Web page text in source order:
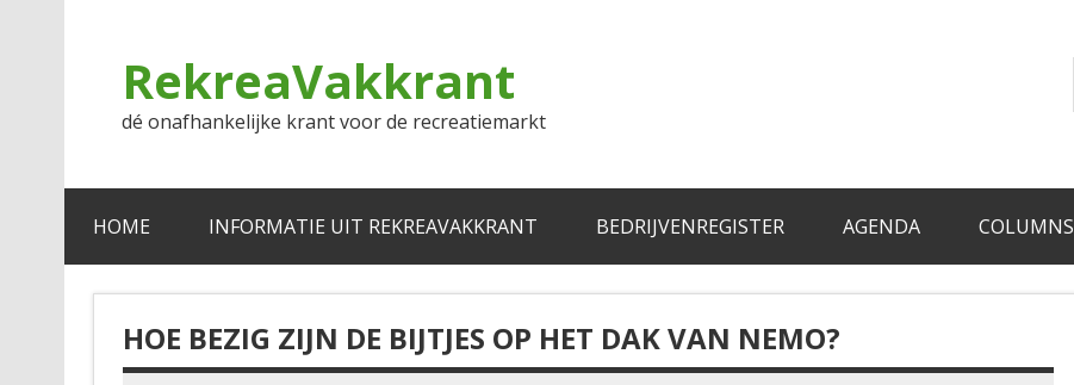
RekreaVakkrant
dé onafhankelijke krant voor de recreatiemarkt
HOME INFORMATIE UIT REKREAVAKKRANT BEDRIJVENREGISTER AGENDA COLUMNS
HOE BEZIG ZIJN DE BIJTJES OP HET DAK VAN NEMO?